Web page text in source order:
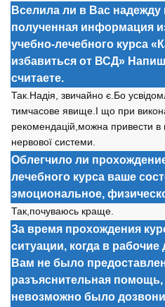
Вселила ли в Вас
полученная информация
учебно-лечебного курса
избавиться от ВСД»
считаете.
Так.Надія, звичайно є.Бо
тимчасове явище.І що при
рекомендацій,можна привести
нервової системи.
Облегчило ли
лечебного курса ваше
эмоциональное,
Так,почуваюсь краще.
За время прохождения
ситуации, когда в
Вам не было
разъяснительная помощь,
невозможно было